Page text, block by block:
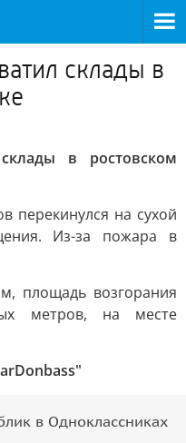
склады в
в ростовском
перекинулся на сухой
Из-за пожара в
площадь возгорания
метров, на месте
в Одноклассниках